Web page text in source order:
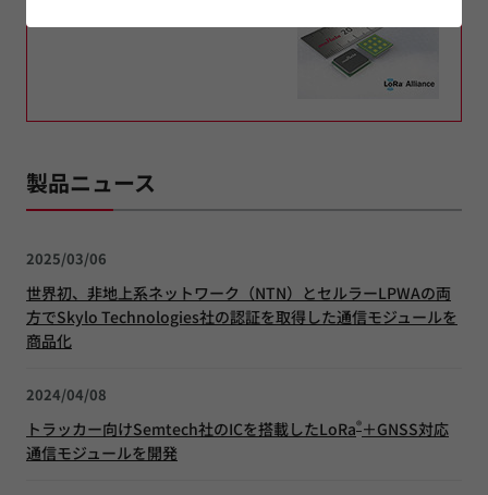
製品ニュース
2025/03/06
世界初、非地上系ネットワーク（NTN）とセルラーLPWAの両
方でSkylo Technologies社の認証を取得した通信モジュールを
商品化
2024/04/08
トラッカー向けSemtech社のICを搭載したLoRa®＋GNSS対応
通信モジュールを開発